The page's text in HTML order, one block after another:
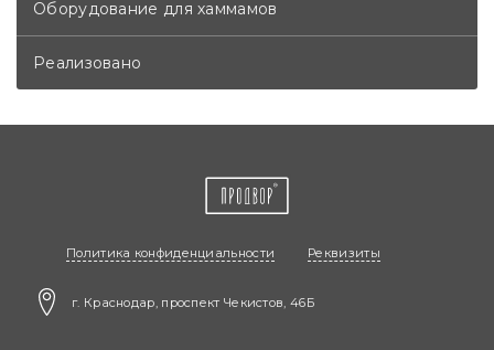
Оборудование для хаммамов
Реализовано
Политика конфиденциальности Реквизиты
г. Краснодар, проспект Чекистов, 46Б​